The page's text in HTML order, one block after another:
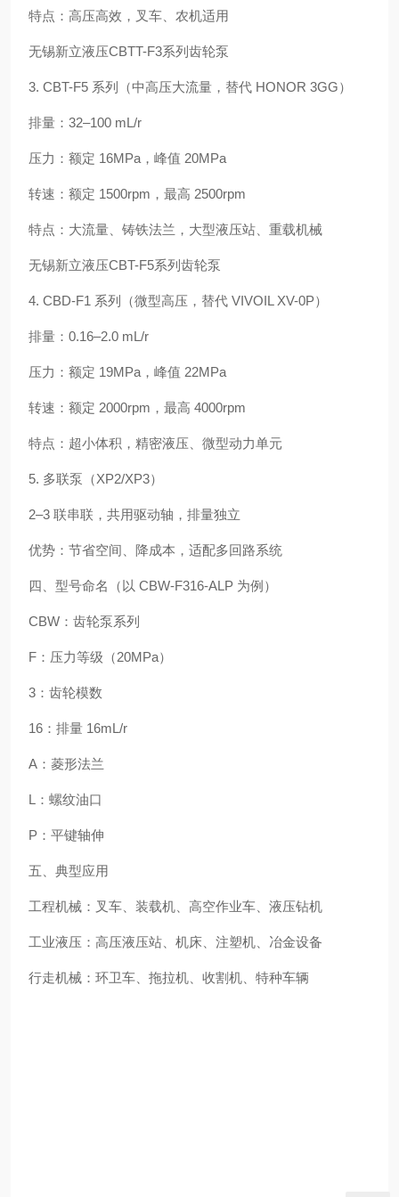
特点：高压高效，叉车、农机适用
无锡新立液压CBTT-F3系列齿轮泵
3. CBT-F5 系列（中高压大流量，替代 HONOR 3GG）
排量：32–100 mL/r
压力：额定 16MPa，峰值 20MPa
转速：额定 1500rpm，最高 2500rpm
特点：大流量、铸铁法兰，大型液压站、重载机械
无锡新立液压CBT-F5系列齿轮泵
4. CBD-F1 系列（微型高压，替代 VIVOIL XV-0P）
排量：0.16–2.0 mL/r
压力：额定 19MPa，峰值 22MPa
转速：额定 2000rpm，最高 4000rpm
特点：超小体积，精密液压、微型动力单元
5. 多联泵（XP2/XP3）
2–3 联串联，共用驱动轴，排量独立
优势：节省空间、降成本，适配多回路系统
四、型号命名（以 CBW-F316-ALP 为例）
CBW：齿轮泵系列
F：压力等级（20MPa）
3：齿轮模数
16：排量 16mL/r
A：菱形法兰
L：螺纹油口
P：平键轴伸
五、典型应用
工程机械：叉车、装载机、高空作业车、液压钻机
工业液压：高压液压站、机床、注塑机、冶金设备
行走机械：环卫车、拖拉机、收割机、特种车辆